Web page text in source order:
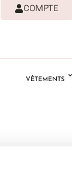
COMPTE
VÊTEMENTS